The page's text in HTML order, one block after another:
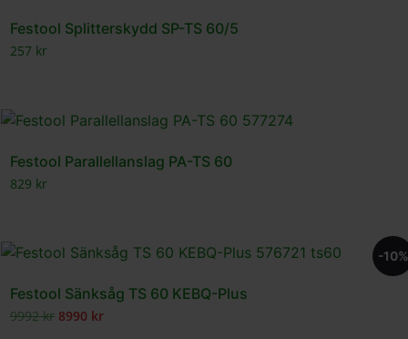
Festool Splitterskydd SP-TS 60/5
257 kr
Festool Parallellanslag PA-TS 60
829 kr
-10%
Festool Sänksåg TS 60 KEBQ-Plus
9992kr 8990 kr